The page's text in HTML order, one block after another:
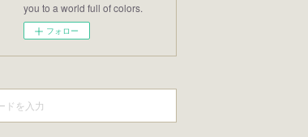
you to a world full of colors.
フォロー